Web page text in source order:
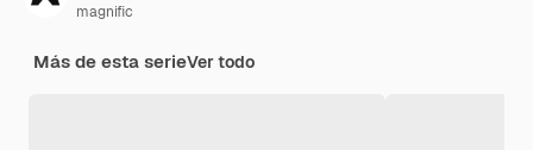
magnific
Más de esta serieVer todo